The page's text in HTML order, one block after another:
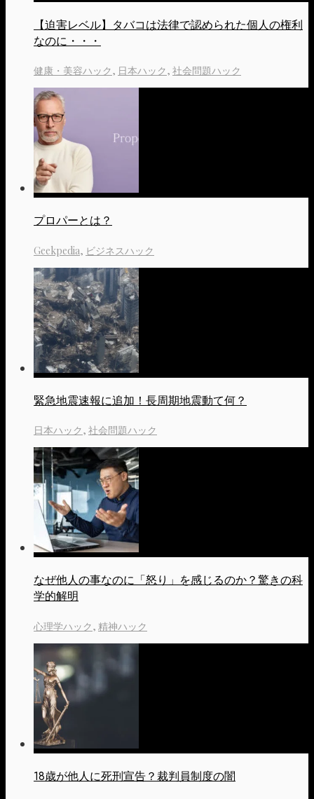
【迫害レベル】タバコは法律で認められた個人の権利
なのに・・・
健康・美容ハック, 日本ハック, 社会問題ハック
プロパーとは？
Geekpedia, ビジネスハック
緊急地震速報に追加！長周期地震動て何？
日本ハック, 社会問題ハック
なぜ他人の事なのに「怒り」を感じるのか？驚きの科
学的解明
心理学ハック, 精神ハック
18歳が他人に死刑宣告？裁判員制度の闇